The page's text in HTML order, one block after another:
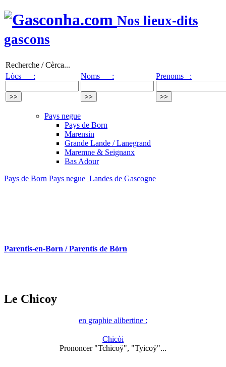
Nos lieux-dits
gascons
Recherche / Cèrca...
Lòcs :
Noms : Prenoms :
Pays negue
Pays de Born
Marensin
Grande Lande / Lanegrand
Maremne & Seignanx
Bas Adour
Pays de Born Pays negue Landes de Gascogne
Parentis-en-Born / Parentís de Bòrn
Le Chicoy
en graphie alibertine :
Chicòi
Prononcer "Tchicoÿ", "Tyicoÿ"...